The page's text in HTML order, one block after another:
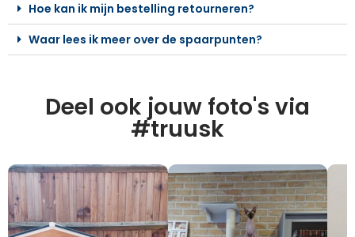
Hoe kan ik mijn bestelling retourneren?
Waar lees ik meer over de spaarpunten?
Deel ook jouw foto's via
#truusk